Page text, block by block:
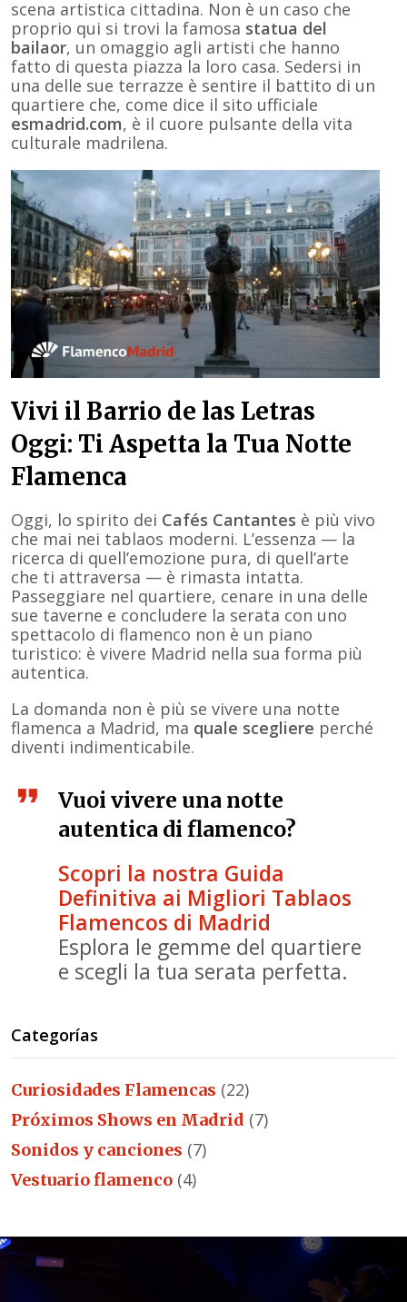
scena artistica cittadina. Non è un caso che
proprio qui si trovi la famosa statua del
bailaor, un omaggio agli artisti che hanno
fatto di questa piazza la loro casa. Sedersi in
una delle sue terrazze è sentire il battito di un
quartiere che, come dice il sito ufficiale
esmadrid.com, è il cuore pulsante della vita
culturale madrilena.
Vivi il Barrio de las Letras
Oggi: Ti Aspetta la Tua Notte
Flamenca
Oggi, lo spirito dei Cafés Cantantes è più vivo
che mai nei tablaos moderni. L’essenza — la
ricerca di quell’emozione pura, di quell’arte
che ti attraversa — è rimasta intatta.
Passeggiare nel quartiere, cenare in una delle
sue taverne e concludere la serata con uno
spettacolo di flamenco non è un piano
turistico: è vivere Madrid nella sua forma più
autentica.
La domanda non è più se vivere una notte
flamenca a Madrid, ma quale scegliere perché
diventi indimenticabile.
Vuoi vivere una notte
autentica di flamenco?
Scopri la nostra Guida
Definitiva ai Migliori Tablaos
Flamencos di Madrid
Esplora le gemme del quartiere
e scegli la tua serata perfetta.
Categorías
Curiosidades Flamencas (22)
Próximos Shows en Madrid (7)
Sonidos y canciones (7)
Vestuario flamenco (4)